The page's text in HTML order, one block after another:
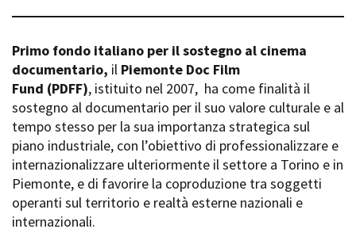
Partner
Rete regionale
Bilancio sociale
Amministrazione
trasparente
Bandi e gare
Sostenibilità ambientale
SERVIZI
Servizi generali
Guarda che storia!
La Grazia - Immagini e
location della Torino di Paolo
Sorrentino
Open Day
Ciak in TOur!
FESTIVAL, MARKETS,
AWARDS
International Film Festival
Primo fondo italiano per il sostegno al cinema
documentario, il Piemonte Doc Film
Fund (PDFF), istituito nel 2007, ha come finalità il
sostegno al documentario per il suo valore culturale e al
tempo stesso per la sua importanza strategica sul
piano industriale, con l’obiettivo di professionalizzare e
internazionalizzare ulteriormente il settore a Torino e in
Piemonte, e di favorire la coproduzione tra soggetti
operanti sul territorio e realtà esterne nazionali e
internazionali.